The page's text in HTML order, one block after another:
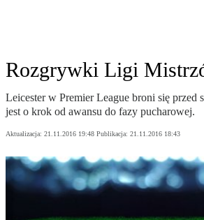
Rozgrywki Ligi
Leicester w Premier League broni się przed
jest o krok od awansu do fazy pucharowej.
Aktualizacja: 21.11.2016 19:48 Publikacja: 21.11.2016 18:43